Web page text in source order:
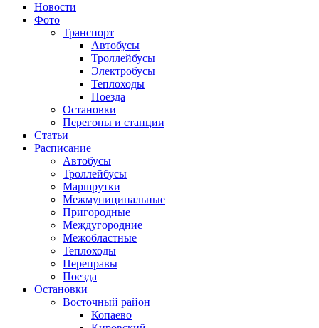
Новости
Фото
Транспорт
Автобусы
Троллейбусы
Электробусы
Теплоходы
Поезда
Остановки
Перегоны и станции
Статьи
Расписание
Автобусы
Троллейбусы
Маршрутки
Межмуниципальные
Пригородные
Междугородние
Межобластные
Теплоходы
Переправы
Поезда
Остановки
Восточный район
Копаево